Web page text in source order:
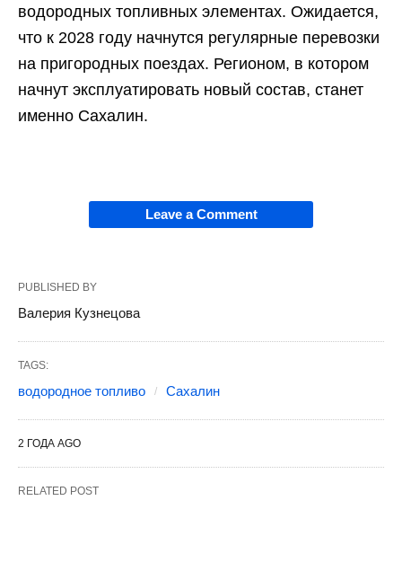
водородных топливных элементах. Ожидается,
что к 2028 году начнутся регулярные перевозки
на пригородных поездах. Регионом, в котором
начнут эксплуатировать новый состав, станет
именно Сахалин.
Leave a Comment
PUBLISHED BY
Валерия Кузнецова
TAGS:
водородное топливо Сахалин
2 ГОДА AGO
RELATED POST